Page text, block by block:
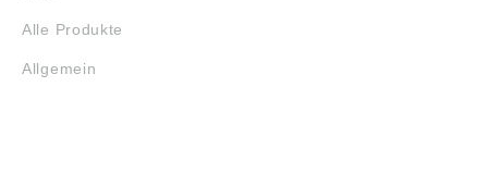
Alle Produkte
Allgemein